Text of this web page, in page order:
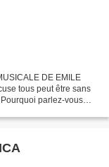
DE EMILE
tous peut être sans
parlez-vous